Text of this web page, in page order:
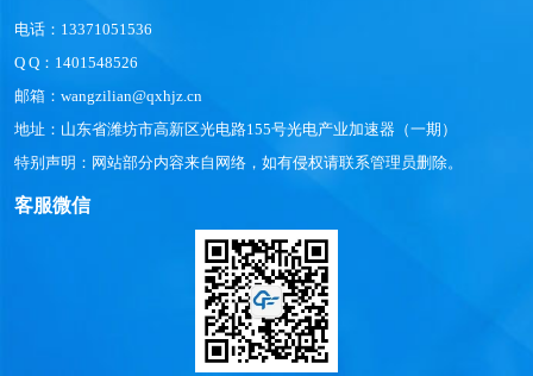
电话：13371051536
Q Q：1401548526
邮箱：wangzilian@qxhjz.cn
地址：山东省潍坊市高新区光电路155号光电产业加速器（一期）
特别声明：网站部分内容来自网络，如有侵权请联系管理员删除。
客服微信